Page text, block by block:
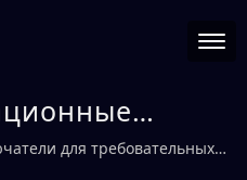
| Надежный
для требовательных